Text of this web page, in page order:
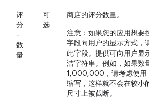
评
分
-
数
量
可
选
商店的评分数量。
注意 ：如果您的应用想要
字段向用户的显示方式，
此字段。提供可向用户显
洁字符串。例如，如果数
1,000,000，请考虑使用
缩写，这样就不会在较小
尺寸上被截断。